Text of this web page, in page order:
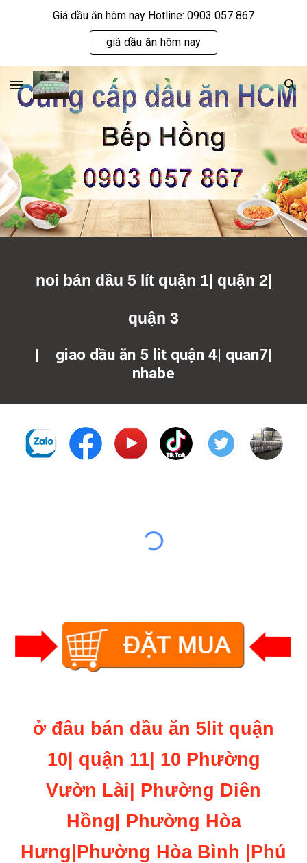
Giá dầu ăn hôm nay Hotline: 0903 057 867
giá dầu ăn hôm nay
noi bán dầu 5 lít quận 1| quận 2|
quận 3
| giao dầu ăn 5 lit quận 4| quan7|
nhabe
ở đâu bán dầu ăn 5lit quận
10| quận 11| 10 Phường
Vườn Lài| Phường Diên
Hồng| Phường Hòa
Hưng|Phường Hòa Bình |Phú